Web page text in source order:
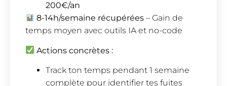
200€/an
8-14h/semaine récupérées – Gain de
temps moyen avec outils IA et no-code
Actions concrètes :
Track ton temps pendant 1 semaine
complète pour identifier tes fuites